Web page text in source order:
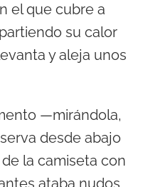
el que cubre a
su calor
y aleja unos
—mirándola,
desde abajo
la camiseta con